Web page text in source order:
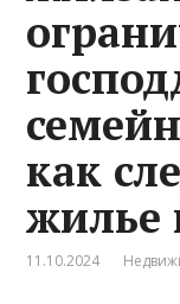
как
жилье
11.10.2024